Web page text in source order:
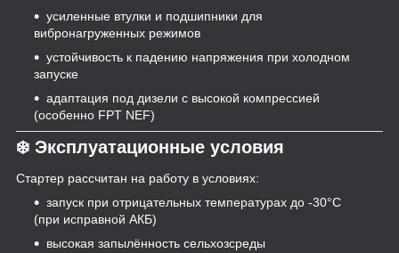
усиленные втулки и подшипники для
вибронагруженных режимов
устойчивость к падению напряжения при холодном
запуске
адаптация под дизели с высокой компрессией
(особенно FPT NEF)
❄️ Эксплуатационные условия
Стартер рассчитан на работу в условиях:
запуск при отрицательных температурах до -30°C
(при исправной АКБ)
высокая запылённость сельхозсреды